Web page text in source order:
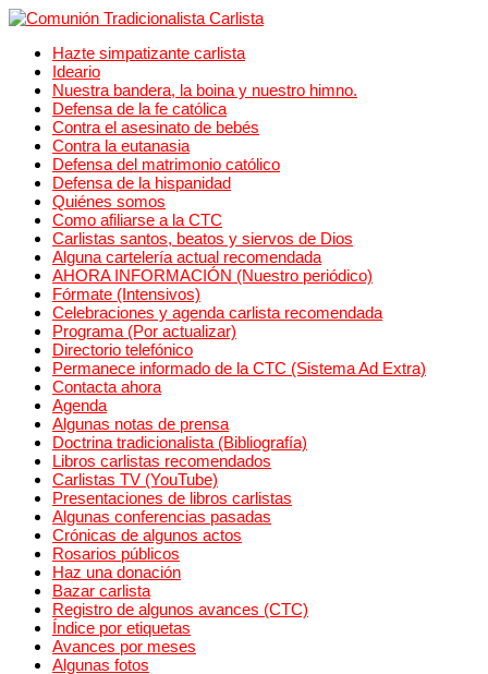
Hazte simpatizante carlista
Ideario
Nuestra bandera, la boina y nuestro himno.
Defensa de la fe católica
Contra el asesinato de bebés
Contra la eutanasia
Defensa del matrimonio católico
Defensa de la hispanidad
Quiénes somos
Como afiliarse a la CTC
Carlistas santos, beatos y siervos de Dios
Alguna cartelería actual recomendada
AHORA INFORMACIÓN (Nuestro periódico)
Fórmate (Intensivos)
Celebraciones y agenda carlista recomendada
Programa (Por actualizar)
Directorio telefónico
Permanece informado de la CTC (Sistema Ad Extra)
Contacta ahora
Agenda
Algunas notas de prensa
Doctrina tradicionalista (Bibliografía)
Libros carlistas recomendados
Carlistas TV (YouTube)
Presentaciones de libros carlistas
Algunas conferencias pasadas
Crónicas de algunos actos
Rosarios públicos
Haz una donación
Bazar carlista
Registro de algunos avances (CTC)
Índice por etiquetas
Avances por meses
Algunas fotos